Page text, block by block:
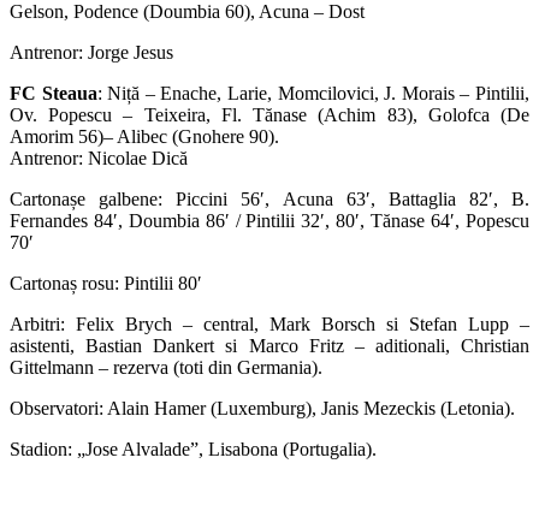
Gelson, Podence (Doumbia 60), Acuna – Dost
Antrenor: Jorge Jesus
FC Steaua: Niță – Enache, Larie, Momcilovici, J. Morais – Pintilii,
Ov. Popescu – Teixeira, Fl. Tănase (Achim 83), Golofca (De
Amorim 56)– Alibec (Gnohere 90).
Antrenor: Nicolae Dică
Cartonașe galbene: Piccini 56′, Acuna 63′, Battaglia 82′, B.
Fernandes 84′, Doumbia 86′ / Pintilii 32′, 80′, Tănase 64′, Popescu
70′
Cartonaș rosu: Pintilii 80′
Arbitri: Felix Brych – central, Mark Borsch si Stefan Lupp –
asistenti, Bastian Dankert si Marco Fritz – aditionali, Christian
Gittelmann – rezerva (toti din Germania).
Observatori: Alain Hamer (Luxemburg), Janis Mezeckis (Letonia).
Stadion: „Jose Alvalade”, Lisabona (Portugalia).